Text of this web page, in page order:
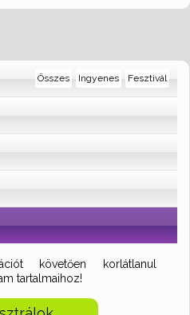
Fesztivál
Ingyenes
Összes
követően korlátlanul
tartalmaihoz!